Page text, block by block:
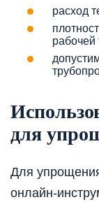
расход
рабочей
для
Для
онлайн-